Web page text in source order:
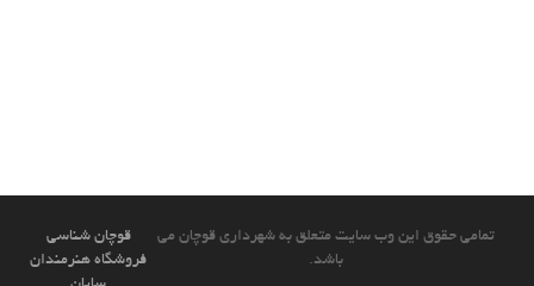
قوچان شناسی
فروشگاه هنرمندان
تمامی حقوق این وب سایت متعلق به شهرداری قوچان می
باشد.